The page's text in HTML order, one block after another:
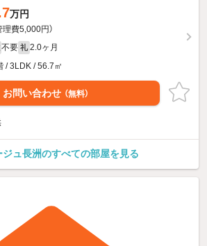
万円
理費5,000円）
不要 礼 2.0ヶ月
/ 3LDK / 56.7㎡
お問い合わせ （無料）
ジュ長洲のすべての部屋を見る